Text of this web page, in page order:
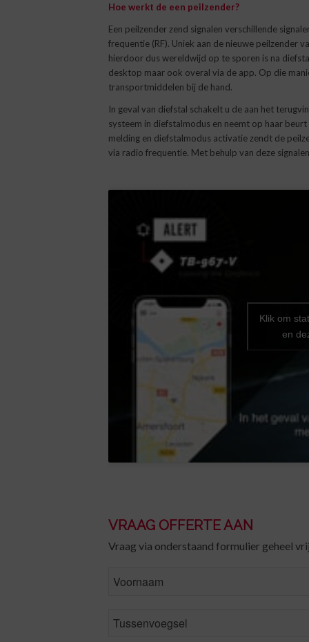
Hoe werkt de een peilzender?
Een peilzender zend signalen verschillende
frequentie (RF). Uniek aan de nieuwe peilzender
hierdoor dus wereldwijd op te sporen is na
desktop maar ook overal via de app. Op die
transportmiddelen bij de hand.
In geval van diefstal schakelt u de aan het
systeem in diefstalmodus en neemt op haar
melding en diefstalmodus activatie zendt de
via radio frequentie. Met behulp van deze
Klik om
en
VRAAG OFFERTE AAN
Vraag via onderstaand formulier geheel